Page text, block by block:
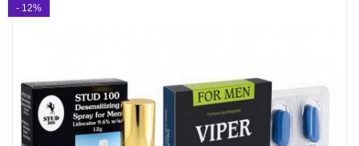
- 12%